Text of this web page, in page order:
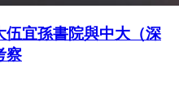
宜孫書院與中大（深
察